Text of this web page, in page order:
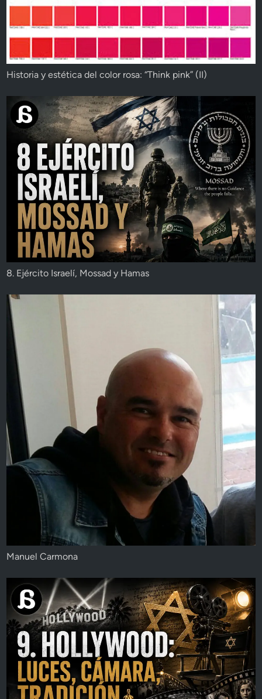
Historia y estética del color rosa: “Think pink” (II)
8. Ejército Israelí, Mossad y Hamas
Manuel Carmona